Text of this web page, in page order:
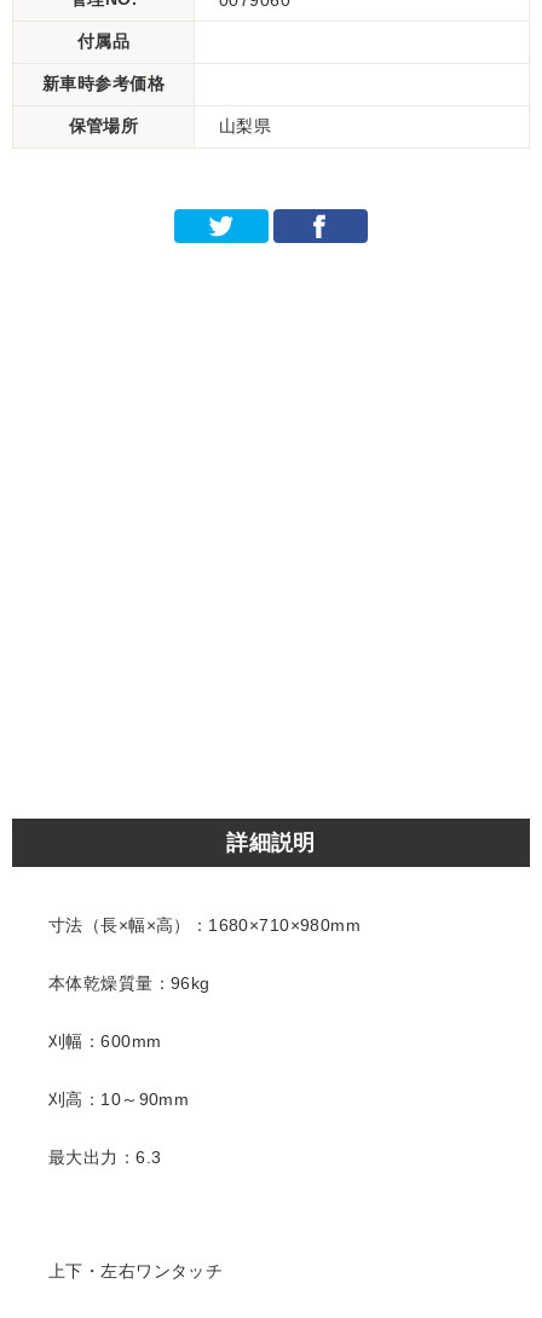
付属品
新車時参考価格
保管場所 山梨県
詳細説明
寸法（長×幅×高）：1680×710×980mm
本体乾燥質量：96kg
刈幅：600mm
刈高：10～90mm
最大出力：6.3
上下・左右ワンタッチ